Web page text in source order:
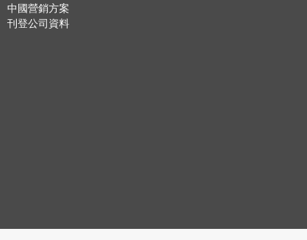
中國營銷方案
刊登公司資料